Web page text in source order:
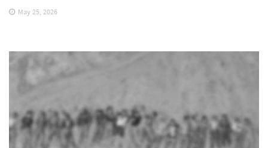
May 25, 2026